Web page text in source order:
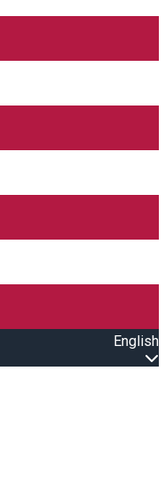
English